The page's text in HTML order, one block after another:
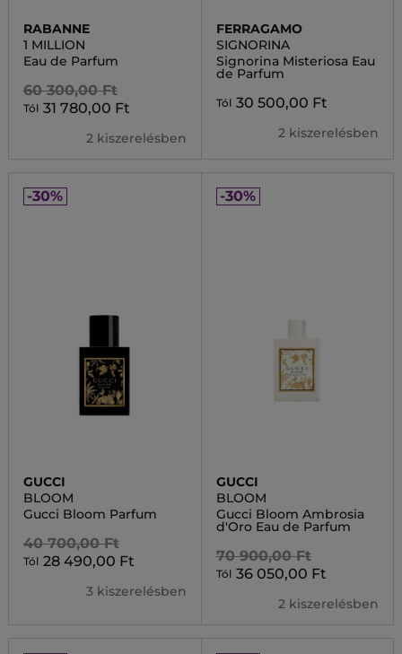
RABANNE
1 MILLION
Eau de Parfum
60 300,00 Ft
Tól 31 780,00 Ft
2 kiszerelésben
FERRAGAMO
SIGNORINA
Signorina Misteriosa Eau
de Parfum
Tól 30 500,00 Ft
2 kiszerelésben
-30%
GUCCI
BLOOM
Gucci Bloom Parfum
40 700,00 Ft
Tól 28 490,00 Ft
3 kiszerelésben
-30%
GUCCI
BLOOM
Gucci Bloom Ambrosia
d'Oro Eau de Parfum
70 900,00 Ft
Tól 36 050,00 Ft
2 kiszerelésben